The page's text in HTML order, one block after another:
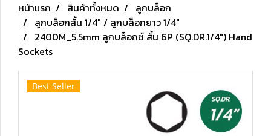
หน้าแรก สินค้าทั้งหมด
ลูกบล็อก
ลูกบล็อกสั้น 1/4" / ลูกบล็อกยาว 1/4"
2400M_5.5mm ลูกบล็อกซ์ สั้น 6P (SQ.DR.1/4") Hand
Sockets
Best Seller